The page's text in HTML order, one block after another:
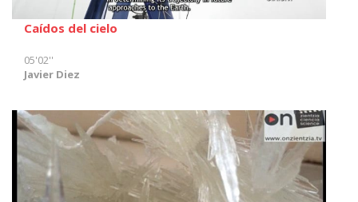
Caídos del cielo
05'02''
Javier Diez